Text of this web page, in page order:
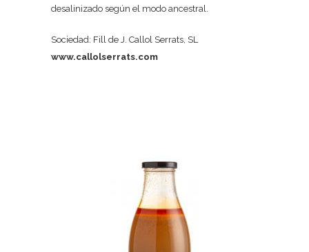
desalinizado según el modo ancestral.
Sociedad: Fill de J. Callol Serrats, SL
www.callolserrats.com